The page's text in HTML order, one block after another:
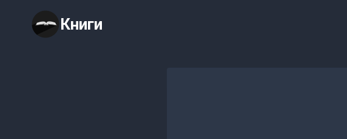
содержимому
Книги